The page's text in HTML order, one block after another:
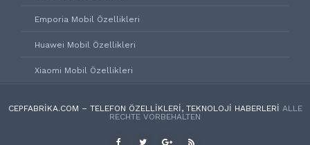
Emporia Mobil Özellikleri
Huawei Mobil Özellikleri
Xiaomi Mobil Özellikleri
CEPFABRIKA.COM – TELEFON ÖZELLIKLERI, TEKNOLOJI HABERLERI ALLE
RECHTE VORBEHALTEN